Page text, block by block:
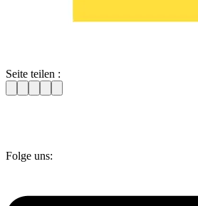
Seite teilen :
Folge uns: